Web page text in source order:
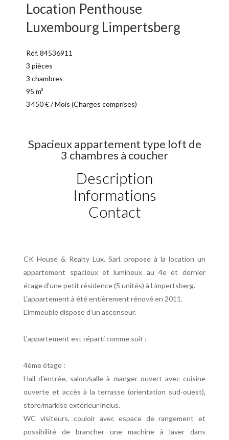
Location Penthouse
Luxembourg Limpertsberg
Réf. 84536911
3 pièces
3 chambres
95 m²
3 450 € / Mois (Charges comprises)
Spacieux appartement type loft de
3 chambres à coucher
Description
Informations
Contact
CK House & Realty Lux. Sarl. propose à la location un
appartement spacieux et lumineux au 4e et dernier
étage d'une petit résidence (5 unités) à Limpertsberg.
L'appartement à été entièrement rénové en 2011.
L'immeuble dispose d'un ascenseur.
L'appartement est réparti comme suit :
4ème étage :
Hall d'entrée, salon/salle à manger ouvert avec cuisine
ouverte et accès à la terrasse (orientation sud-ouest),
store/markise extérieur inclus.
WC visiteurs, couloir avec espace de rangement et
possibilité de brancher une machine à laver dans